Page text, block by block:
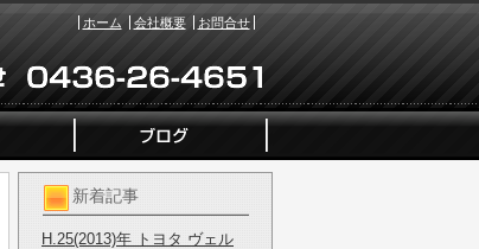
ホーム 会社概要 お問合せ
新着記事
H.25(2013)年 トヨタ ヴェル